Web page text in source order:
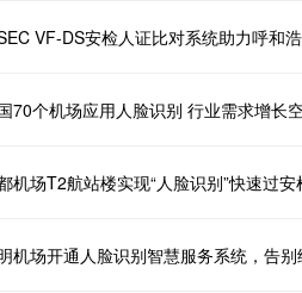
VF-DS安检人证比对系统助力呼和
70个机场应用人脸识别 行业需求增长
机场T2航站楼实现“人脸识别”快速过安
机场开通人脸识别智慧服务系统，告